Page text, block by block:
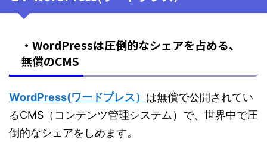
・WordPressは圧倒的なシェアを占める、
無償のCMS
WordPress(ワードプレス） は無償で公開されてい
るCMS（コンテンツ管理システム）で、世界中で圧
倒的なシェアをしめます。